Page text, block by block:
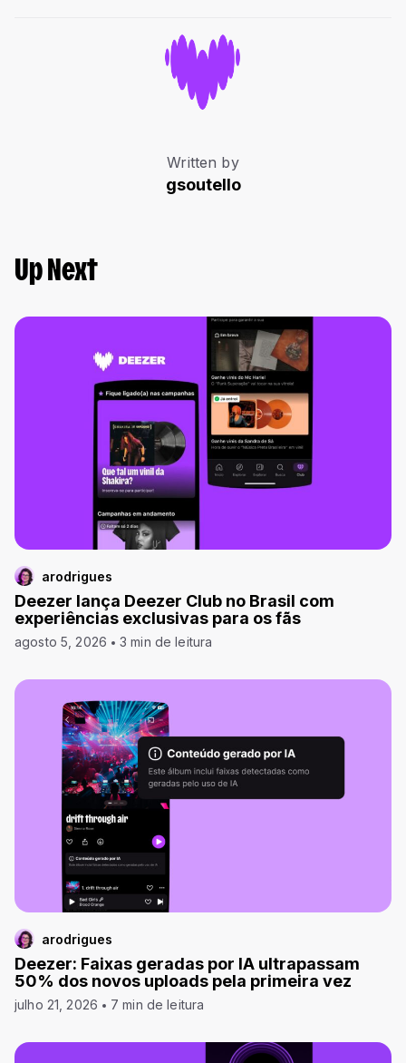
Written by
gsoutello
Up Next
arodrigues
Deezer lança Deezer Club no Brasil com
experiências exclusivas para os fãs
agosto 5, 2026 3 min de leitura
arodrigues
Deezer: Faixas geradas por IA ultrapassam
50% dos novos uploads pela primeira vez
julho 21, 2026 7 min de leitura